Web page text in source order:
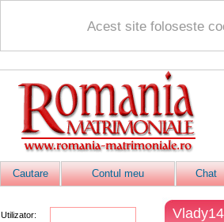
Acest site foloseste
Cautare Contul meu Chat
Utilizator: Vlady14